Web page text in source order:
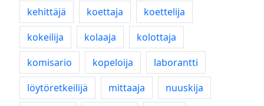
kehittäjä
koettaja
koettelija
kokeilija
kolaaja
kolottaja
komisario
kopeloija
laborantti
löytöretkeilijä
mittaaja
nuuskija